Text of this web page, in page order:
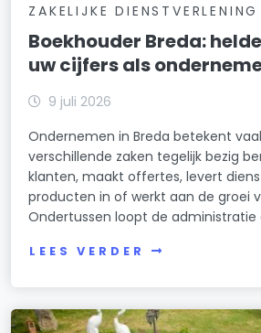
ZAKELIJKE DIENSTVERLENING
Boekhouder Breda:
uw cijfers als
9 juli 2026
Ondernemen in Breda betekent
verschillende zaken tegelijk bezig
klanten, maakt offertes, levert
producten in of werkt aan de groei
Ondertussen loopt de administratie
LEES VERDER